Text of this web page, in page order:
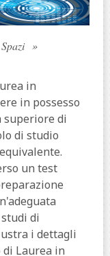
Spazi »
in
in possesso
superiore di
di studio
un test
di
i dettagli
di Laurea in